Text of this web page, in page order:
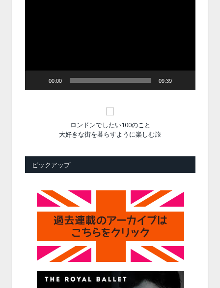
00:00 09:39
ロンドンでしたい100のこと
大好きな街を暮らすように楽しむ旅
ピックアップ